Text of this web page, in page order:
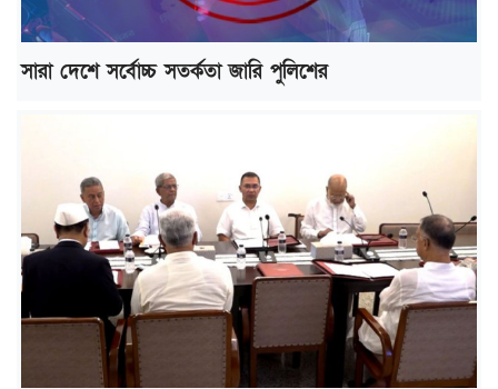
সারা দেশে সর্বোচ্চ সতর্কতা জারি পুলিশের